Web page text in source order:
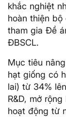
khắc nghiệt
hoàn thiện
tham gia Đề
ĐBSCL.
Mục tiêu
hạt giống có
lai) từ 34%
R&D, mở
hoạt động từ